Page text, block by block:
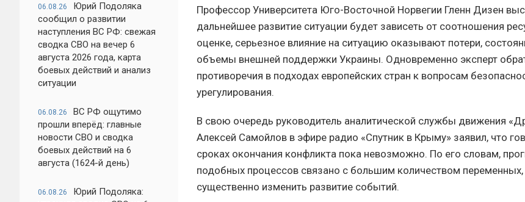
06.08.26
Юрий Подоляка
сообщил о развитии
наступления ВС РФ: свежая
сводка СВО на вечер 6
августа 2026 года, карта
боевых действий и анализ
ситуации
06.08.26
ВС РФ ощутимо
прошли вперёд: главные
новости СВО и сводка
боевых действий на 6
августа (1624-й день)
06.08.26
Юрий Подоляка:
Профессор Университета Юго-Восточной Норвегии Гленн Дизен
дальнейшее развитие ситуации будет зависеть от соотношения
оценке, серьезное влияние на ситуацию оказывают потери,
объемы внешней поддержки Украины. Одновременно эксперт
противоречия в подходах европейских стран к вопросам
урегулирования.
В свою очередь руководитель аналитической службы движения
Алексей Самойлов в эфире радио «Спутник в Крыму» заявил, что
сроках окончания конфликта пока невозможно. По его словам,
подобных процессов связано с большим количеством
существенно изменить развитие событий.